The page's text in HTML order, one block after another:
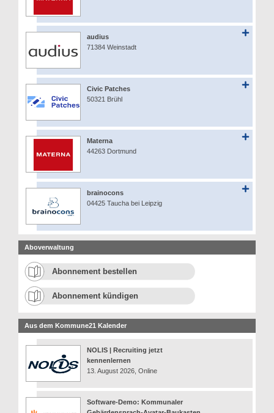
audius
71384 Weinstadt
Civic Patches
50321 Brühl
Materna
44263 Dortmund
brainocons
04425 Taucha bei Leipzig
Aboverwaltung
Abonnement bestellen
Abonnement kündigen
Aus dem Kommune21 Kalender
NOLIS | Recruiting jetzt
kennenlernen
13. August 2026, Online
Software-Demo: Kommunaler